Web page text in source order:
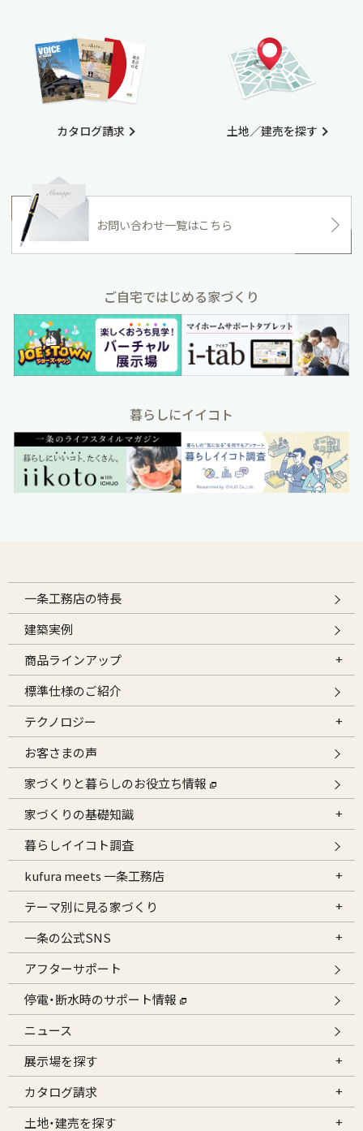
カタログ請求 土地／建売を探す
お問い合わせ一覧はこちら
ご自宅ではじめる家づくり
暮らしにイイコト
一条工務店の特長
建築実例
商品ラインアップ
標準仕様のご紹介
テクノロジー
お客さまの声
家づくりと暮らしのお役立ち情報
家づくりの基礎知識
暮らしイイコト調査
kufura meets 一条工務店
テーマ別に見る家づくり
一条の公式SNS
アフターサポート
停電・断水時のサポート情報
ニュース
展示場を探す
カタログ請求
土地・建売を探す